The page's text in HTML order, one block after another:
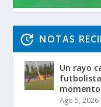
NOTAS
Un rayo
futbolista
Ago 5, 2026